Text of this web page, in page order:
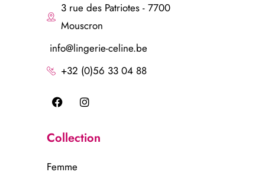
3 rue des Patriotes - 7700
Mouscron
info@lingerie-celine.be
+32 (0)56 33 04 88
Collection
Femme